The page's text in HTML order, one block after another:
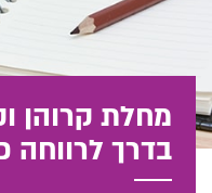
מחלת קרוהן
בדרך לרווחה